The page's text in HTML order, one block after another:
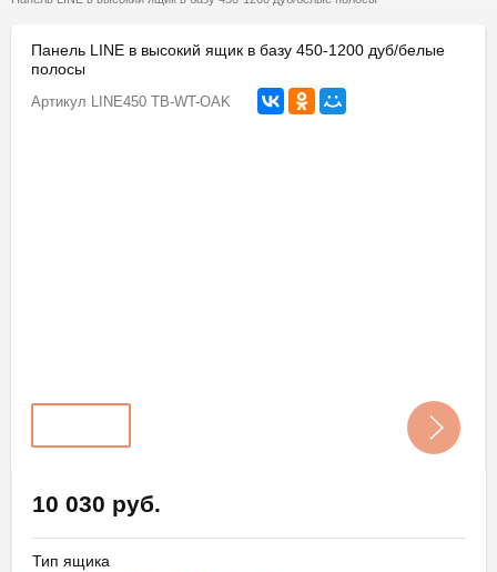
Панель LINE в высокий ящик в базу 450-1200 дуб/белые
полосы
Артикул LINE450 TB-WT-OAK
10 030 руб.
Тип ящика